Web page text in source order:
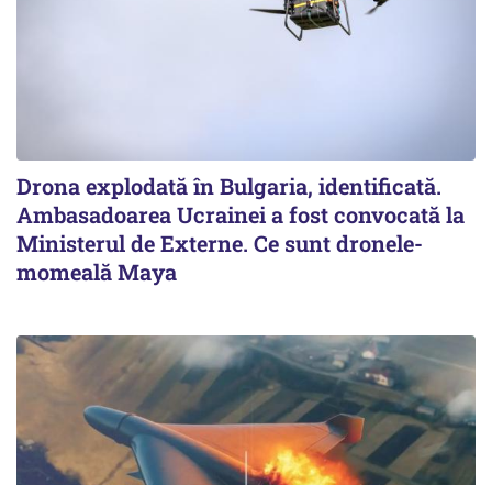
Drona explodată în Bulgaria, identificată.
Ambasadoarea Ucrainei a fost convocată la
Ministerul de Externe. Ce sunt dronele-
momeală Maya